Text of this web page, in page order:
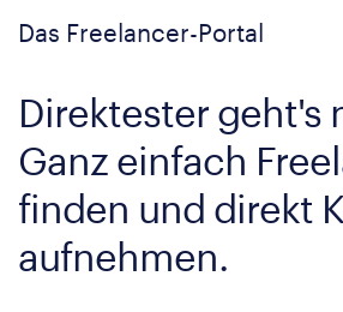
Das Freelancer-Portal
Direktester geht's
Ganz einfach
finden und direkt
aufnehmen.